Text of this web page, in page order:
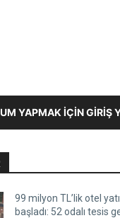
YAPMAK İÇIN GIRIŞ
99 milyon TL’lik otel
başladı: 52 odalı tesis